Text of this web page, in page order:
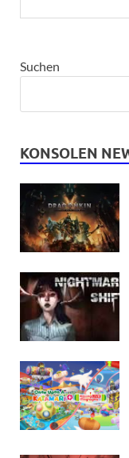
Suchen
KONSOLEN